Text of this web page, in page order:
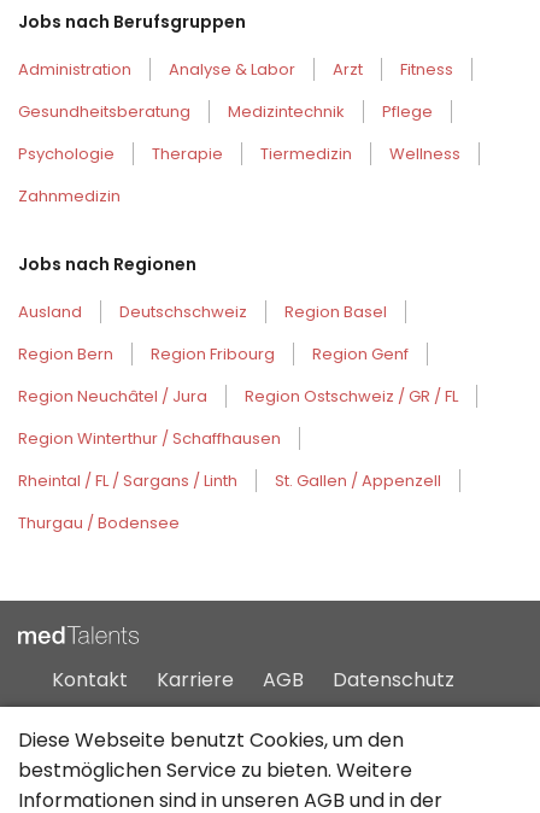
Jobs nach Berufsgruppen
Administration Analyse & Labor Arzt
Fitness
Gesundheitsberatung
Medizintechnik
Pflege
Psychologie
Therapie Tiermedizin
Wellness
Zahnmedizin
Jobs nach Regionen
Ausland Deutschschweiz
Region Basel
Region Bern
Region Fribourg
Region Genf
Region Neuchâtel / Jura
Region Ostschweiz / GR / FL
Region Winterthur / Schaffhausen
Rheintal / FL / Sargans / Linth
St. Gallen / Appenzell
Thurgau / Bodensee
Kontakt Karriere AGB
Datenschutz
Impressum
Sitemap
Diese Webseite benutzt Cookies, um den
bestmöglichen Service zu bieten. Weitere
Informationen sind in unserenAGB und in der